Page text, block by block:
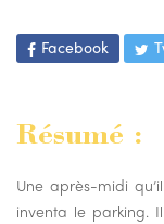
Facebook
Résumé :
Une après-midi
inventa le parking.